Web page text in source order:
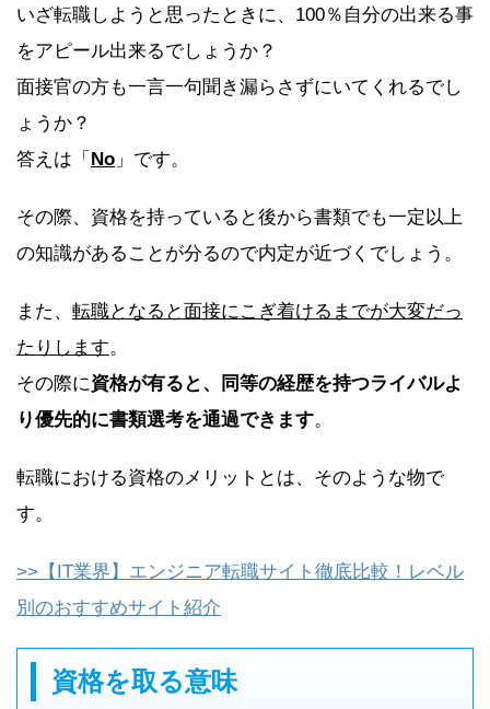
いざ転職しようと思ったときに、100％自分の出来る事
をアピール出来るでしょうか？
面接官の方も一言一句聞き漏らさずにいてくれるでし
ょうか？
答えは「 No 」です。
その際、資格を持っていると後から書類でも一定以上
の知識があることが分るので内定が近づくでしょう。
また、 転職となると面接にこぎ着けるまでが大変だっ
たりします。
その際に資格が有ると、同等の経歴を持つライバルよ
り優先的に書類選考を通過できます。
転職における資格のメリットとは、そのような物で
す。
>>【IT業界】エンジニア転職サイト徹底比較！レベル
別のおすすめサイト紹介
資格を取る意味